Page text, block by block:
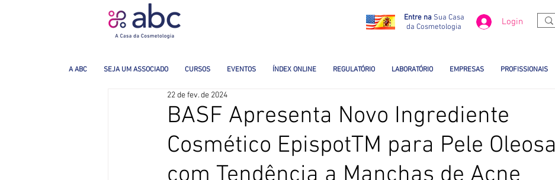
Entre na Sua Casa
da Cosmetologia
Login
A ABC SEJA UM ASSOCIADO CURSOS EVENTOS ÍNDEX ONLINE REGULATÓRIO LABORATÓRIO EMPRESAS PROFISSIONAIS
BASF Apresenta Novo Ingrediente
Cosmético EpispotTM para Pele Oleosa
22 de fev. de 2024